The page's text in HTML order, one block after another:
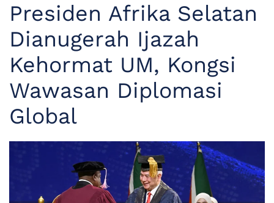
Presiden Afrika Selatan
Dianugerah Ijazah
Kehormat UM, Kongsi
Wawasan Diplomasi
Global